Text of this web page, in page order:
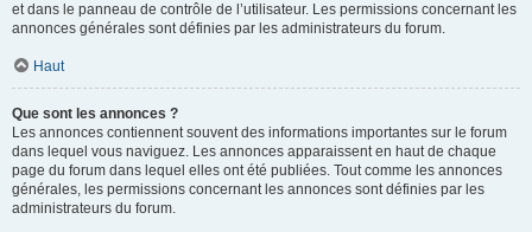
et dans le panneau de contrôle de l’utilisateur. Les permissions concernant les
annonces générales sont définies par les administrateurs du forum.
Haut
Que sont les annonces ?
Les annonces contiennent souvent des informations importantes sur le forum
dans lequel vous naviguez. Les annonces apparaissent en haut de chaque
page du forum dans lequel elles ont été publiées. Tout comme les annonces
générales, les permissions concernant les annonces sont définies par les
administrateurs du forum.